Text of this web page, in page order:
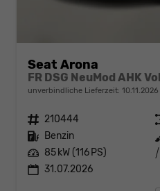
Seat Arona
unverbindliche Lieferzeit: 10.11.2026
Fahrzeugnr. 210444
Kraftstoff Benzin
Leistung 85 kW (116 PS)
31.07.2026